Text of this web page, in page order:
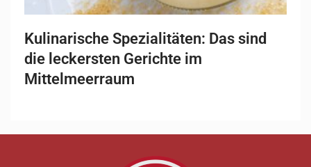
Kulinarische Spezialitäten: Das sind
die leckersten Gerichte im
Mittelmeerraum